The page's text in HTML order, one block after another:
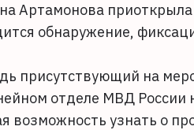
Артамонова
обнаружение,
присутствующий на
отделе МВД России
возможность узнать о